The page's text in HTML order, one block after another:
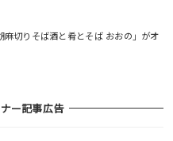
麻切りそば酒と肴とそば おおの」がオ
ー記事広告